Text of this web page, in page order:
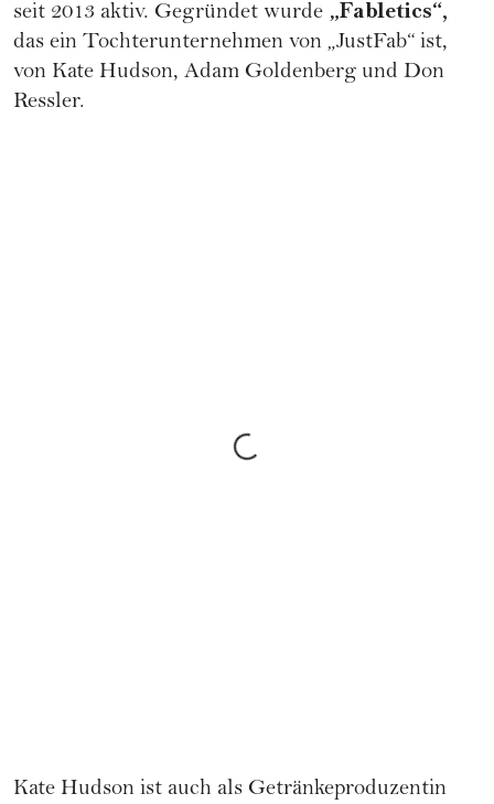
seit 2013 aktiv. Gegründet wurde „Fabletics“,
das ein Tochterunternehmen von „JustFab“ ist,
von Kate Hudson, Adam Goldenberg und Don
Ressler.
Kate Hudson ist auch als Getränkeproduzentin